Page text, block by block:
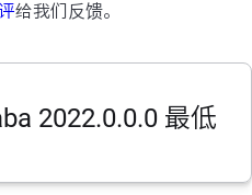
给我们反馈。
2022.0.0.0 最低